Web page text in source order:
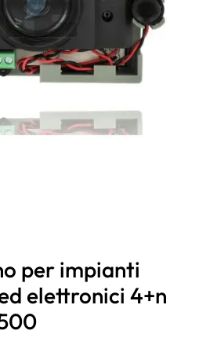
per impianti
elettronici 4+n